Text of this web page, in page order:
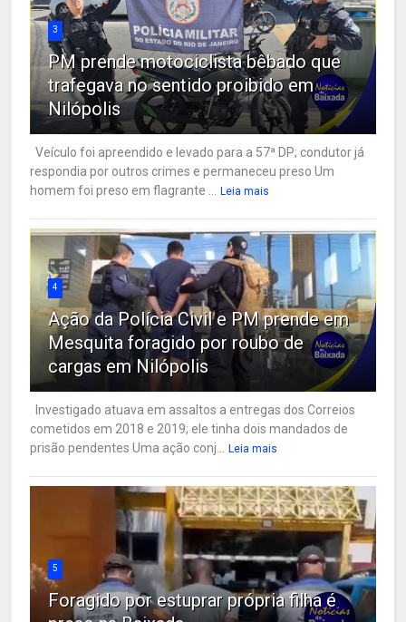
3
PM prende motociclista bêbado que
trafegava no sentido proibido em
Nilópolis
Veículo foi apreendido e levado para a 57ª DP; condutor já
respondia por outros crimes e permaneceu preso Um
homem foi preso em flagrante ...
Leia mais
4
Ação da Polícia Civil e PM prende em
Mesquita foragido por roubo de
cargas em Nilópolis
Investigado atuava em assaltos a entregas dos Correios
cometidos em 2018 e 2019; ele tinha dois mandados de
prisão pendentes Uma ação conj...
Leia mais
5
Foragido por estuprar própria filha é